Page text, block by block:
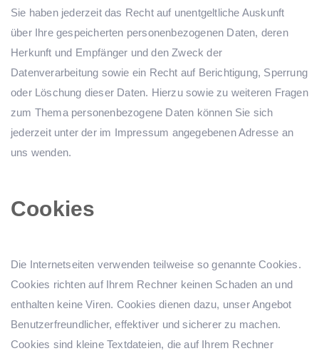
Sie haben jederzeit das Recht auf unentgeltliche Auskunft
über Ihre gespeicherten personenbezogenen Daten, deren
Herkunft und Empfänger und den Zweck der
Datenverarbeitung sowie ein Recht auf Berichtigung, Sperrung
oder Löschung dieser Daten. Hierzu sowie zu weiteren Fragen
zum Thema personenbezogene Daten können Sie sich
jederzeit unter der im Impressum angegebenen Adresse an
uns wenden.
Cookies
Die Internetseiten verwenden teilweise so genannte Cookies.
Cookies richten auf Ihrem Rechner keinen Schaden an und
enthalten keine Viren. Cookies dienen dazu, unser Angebot
Benutzerfreundlicher, effektiver und sicherer zu machen.
Cookies sind kleine Textdateien, die auf Ihrem Rechner